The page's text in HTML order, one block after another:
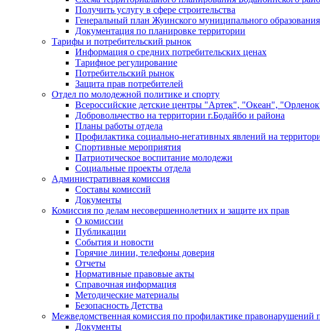
Получить услугу в сфере строительства
Генеральный план Жуинского муниципального образования
Документация по планировке территории
Тарифы и потребительский рынок
Информация о средних потребительских ценах
Тарифное регулирование
Потребительский рынок
Защита прав потребителей
Отдел по молодежной политике и спорту
Всероссийские детские центры "Артек", "Океан",
Добровольчество на территории г.Бодайбо и района
Планы работы отдела
Профилактика социально-негативных явлений на
Спортивные мероприятия
Патриотическое воспитание молодежи
Социальные проекты отдела
Административная комиссия
Составы комиссий
Документы
Комиссия по делам несовершеннолетних и защите их прав
О комиссии
Публикации
События и новости
Горячие линии, телефоны доверия
Отчеты
Нормативные правовые акты
Справочная информация
Методические материалы
Безопасность Детства
Межведомственная комиссия по профилактике правонарушений
Документы